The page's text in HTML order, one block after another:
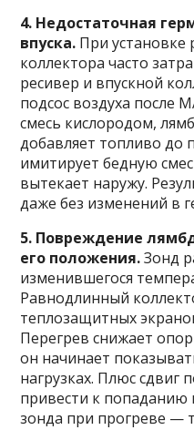
4. Недостаточная
впуска. При установке
коллектора часто
ресивер и впускной
подсос воздуха после
смесь кислородом,
добавляет топливо до
имитирует бедную
вытекает наружу.
даже без изменений в
5. Повреждение
его положения.Зонд
изменившегося
Равнодлинный
теплозащитных
Перегрев снижает
он начинает
нагрузках. Плюс сдвиг
привести к попаданию
зонда при прогреве —